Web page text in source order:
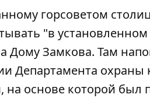
горсоветом
"в
Дому Замкова. Там
Департамента охраны
основе которой был